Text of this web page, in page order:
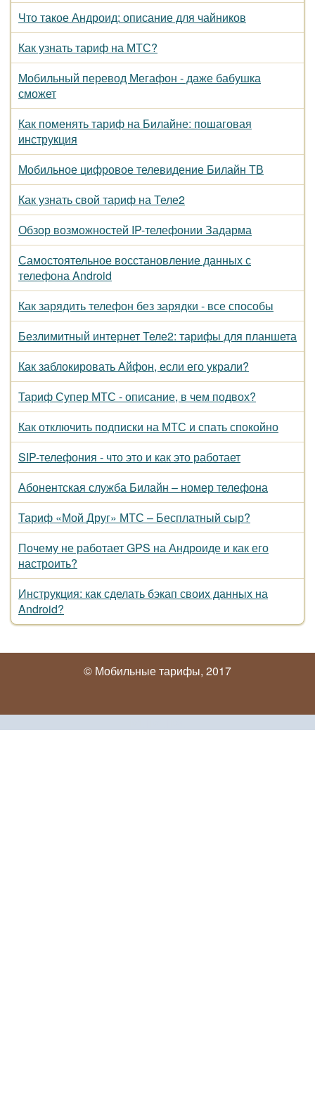
Что такое Андроид: описание для чайников
Как узнать тариф на МТС?
Мобильный перевод Мегафон - даже бабушка
сможет
Как поменять тариф на Билайне: пошаговая
инструкция
Мобильное цифровое телевидение Билайн ТВ
Как узнать свой тариф на Теле2
Обзор возможностей IP-телефонии Задарма
Самостоятельное восстановление данных с
телефона Android
Как зарядить телефон без зарядки - все способы
Безлимитный интернет Теле2: тарифы для планшета
Как заблокировать Айфон, если его украли?
Тариф Супер МТС - описание, в чем подвох?
Как отключить подписки на МТС и спать спокойно
SIP-телефония - что это и как это работает
Абонентская служба Билайн – номер телефона
Тариф «Мой Друг» МТС – Бесплатный сыр?
Почему не работает GPS на Андроиде и как его
настроить?
Инструкция: как сделать бэкап своих данных на
Android?
© Мобильные тарифы, 2017